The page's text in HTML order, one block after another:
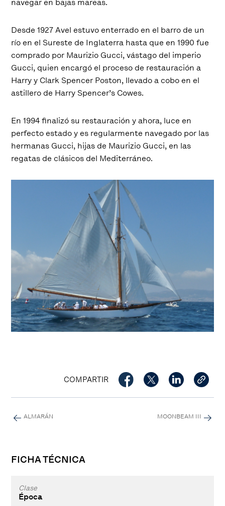
navegar en bajas mareas.
Desde 1927 Avel estuvo enterrado en el barro de un
río en el Sureste de Inglaterra hasta que en 1990 fue
comprado por Maurizio Gucci, vástago del imperio
Gucci, quien encargó el proceso de restauración a
Harry y Clark Spencer Poston, llevado a cobo en el
astillero de Harry Spencer’s Cowes.
En 1994 finalizó su restauración y ahora, luce en
perfecto estado y es regularmente navegado por las
hermanas Gucci, hijas de Maurizio Gucci, en las
regatas de clásicos del Mediterráneo.
COMPARTIR
ALMARÁN MOONBEAM III
FICHA TÉCNICA
Clase
Época